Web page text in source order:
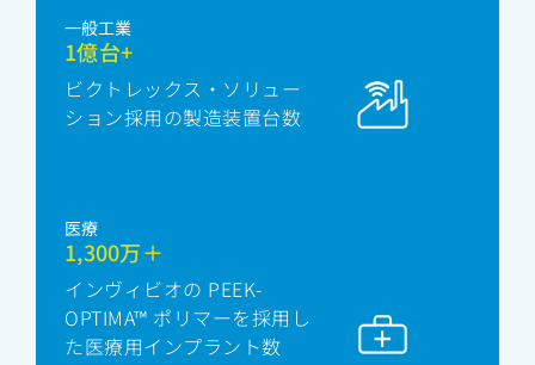
一般工業
1億台+
ビクトレックス・ソリュー
ション採用の製造装置台数
医療
1,300万＋
インヴィビオの PEEK-
OPTIMA™ ポリマーを採用し
た医療用インプラント数